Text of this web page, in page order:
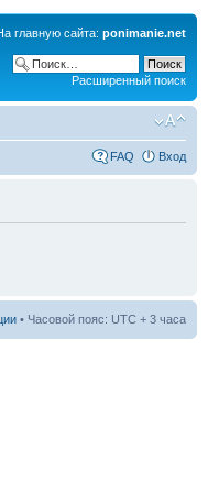
главную сайта: ponimanie.net
Расширенный поиск
FAQ Вход
• Часовой пояс: UTC + 3 часа